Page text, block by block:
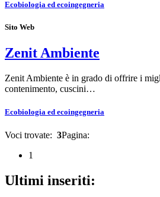
Ecobiologia ed ecoingegneria
Sito Web
Zenit Ambiente
Zenit Ambiente è in grado di offrire i
contenimento, cuscini…
Ecobiologia ed ecoingegneria
Voci trovate: 3Pagina:
1
Ultimi inseriti: